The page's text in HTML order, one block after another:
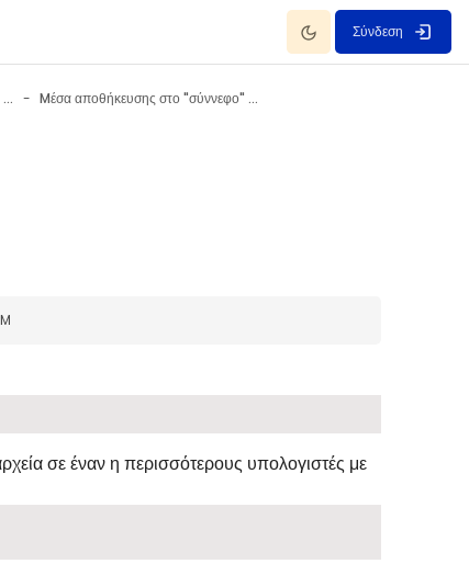
Dark Mode
Σύνδεση
Mέσα αποθήκευσης στο "σύννεφο" (Dropbox)
Mέσα αποθήκευσης στο "σύννεφο" (Dropbox)
σε έναν η περισσότερους υπολογιστές με